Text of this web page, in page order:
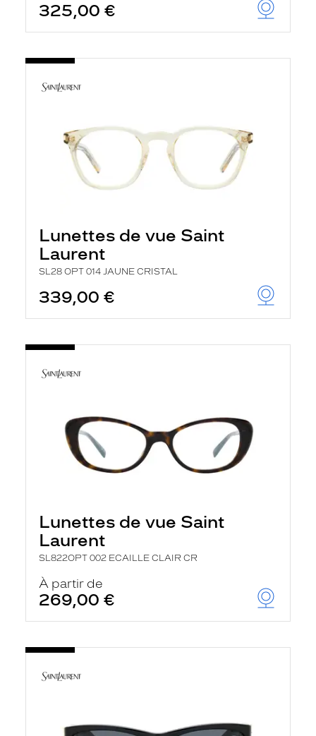
325,00 €
Lunettes de vue Saint
Laurent
SL28 OPT 014 JAUNE CRISTAL
339,00 €
Lunettes de vue Saint
Laurent
SL822OPT 002 ECAILLE CLAIR CR
À partir de
269,00 €